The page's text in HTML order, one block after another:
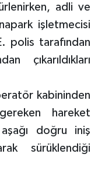
adli ve
işletmecisi
polis tarafından
çıkarıldıkları
kabininden
hareket
aşağı doğru iniş
sürüklendiği